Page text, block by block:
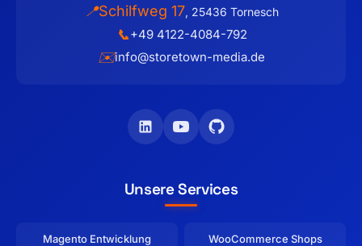
📍Schilfweg 17, 25436 Tornesch
📞+49 4122-4084-792
✉️info@storetown-media.de
Unsere Services
Magento Entwicklung WooCommerce Shops